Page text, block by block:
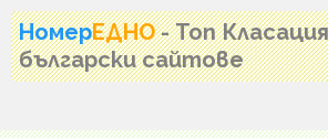
НомерЕДНО - Топ
български сайтове